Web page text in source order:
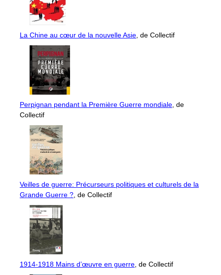
La Chine au cœur de la nouvelle Asie , de Collectif
Perpignan pendant la Première Guerre mondiale , de
Collectif
Veilles de guerre: Précurseurs politiques et culturels de la
Grande Guerre ? , de Collectif
1914-1918 Mains d’œuvre en guerre , de Collectif